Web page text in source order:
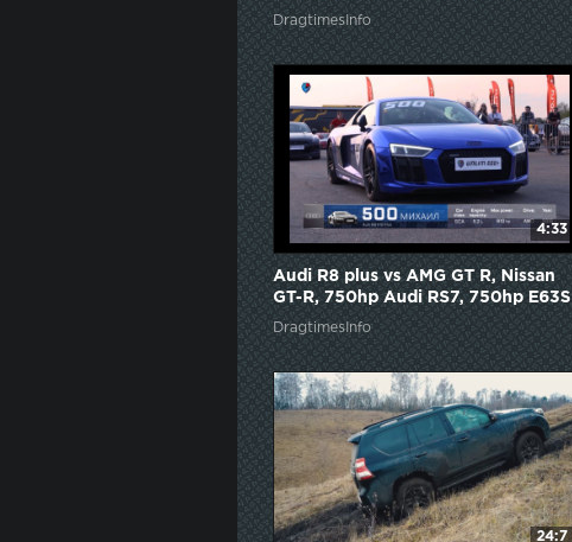
Turismo car)
DragtimesInfo
4:33
Audi R8 plus vs AMG GT R, Nissan
GT-R, 750hp Audi RS7, 750hp E63S
AMG. Unlim 500+ highlights.
DragtimesInfo
24:7